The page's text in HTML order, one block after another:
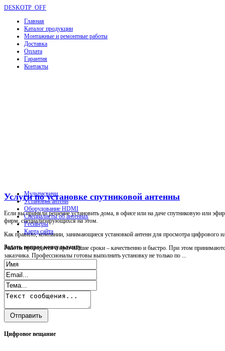
DESKOTP_OFF
Главная
Каталог продукции
Монтажные и ремонтные работы
Доставка
Оплата
Гарантия
Контакты
Услуги по установке спутниковой антенны
Если вы приняли решение установить дома, в офисе или на даче спутниковую или
фирм, специализирующихся на этом.
Как правило, компании, занимающиеся установкой антенн для просмотра цифрового
Работы проводятся в кратчайшие сроки – качественно и быстро. При этом
заказчика. Профессионалы готовы выполнить установку не только по ...
Мультисвичи
Установка антенн
Оборудование HDMI
Специалисты об антеннах
Ресиверы
Карта сайта
Задатьвопрос консультанту
Цифровое вещание